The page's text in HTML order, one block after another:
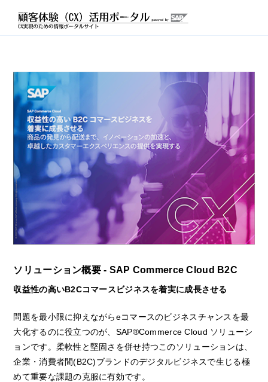
ソリューション概要 - SAP Commerce Cloud B2C
収益性の高いB2Cコマースビジネスを着実に成長させる
問題を最小限に抑えながらeコマースのビジネスチャンスを最
大化するのに役立つのが、SAP®Commerce Cloud ソリューシ
ョンです。柔軟性と堅固さを併せ持つこのソリューションは、
企業・消費者間(B2C)ブランドのデジタルビジネスで生じる極
めて重要な課題の克服に有効です。